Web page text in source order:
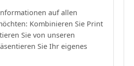
auf allen
Kombinieren Sie Print
Sie von unseren
Sie Ihr eigenes